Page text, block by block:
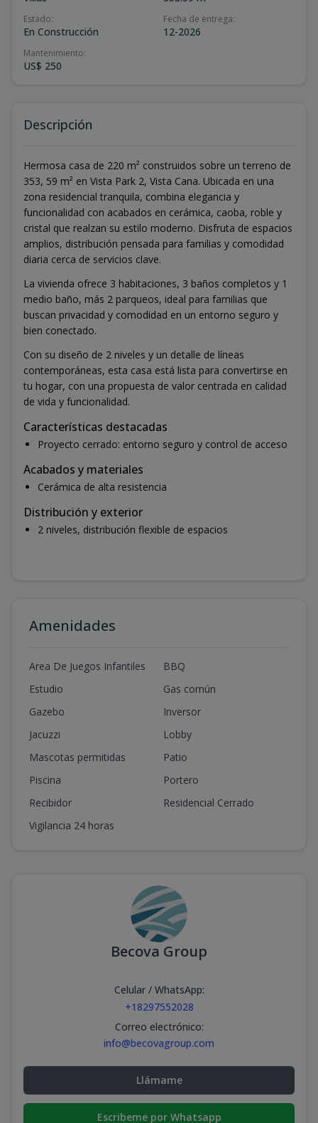
Estado:
En Construcción
Fecha de entrega:
12-2026
Mantenimiento:
US$ 250
Descripción
Hermosa casa de 220 m² construidos sobre un terreno de
353, 59 m² en Vista Park 2, Vista Cana. Ubicada en una
zona residencial tranquila, combina elegancia y
funcionalidad con acabados en cerámica, caoba, roble y
cristal que realzan su estilo moderno. Disfruta de espacios
amplios, distribución pensada para familias y comodidad
diaria cerca de servicios clave.
La vivienda ofrece 3 habitaciones, 3 baños completos y 1
medio baño, más 2 parqueos, ideal para familias que
buscan privacidad y comodidad en un entorno seguro y
bien conectado.
Con su diseño de 2 niveles y un detalle de líneas
contemporáneas, esta casa está lista para convertirse en
tu hogar, con una propuesta de valor centrada en calidad
de vida y funcionalidad.
Características destacadas
Proyecto cerrado: entorno seguro y control de acceso
Acabados y materiales
Cerámica de alta resistencia
Distribución y exterior
2 niveles, distribución flexible de espacios
Amenidades
Area De Juegos Infantiles
BBQ
Estudio
Gas común
Gazebo
Inversor
Jacuzzi
Lobby
Mascotas permitidas
Patio
Piscina
Portero
Recibidor
Residencial Cerrado
Vigilancia 24 horas
Becova Group
Celular / WhatsApp:
+18297552028
Correo electrónico:
info@becovagroup.com
Llámame
Escribeme por Whatsapp